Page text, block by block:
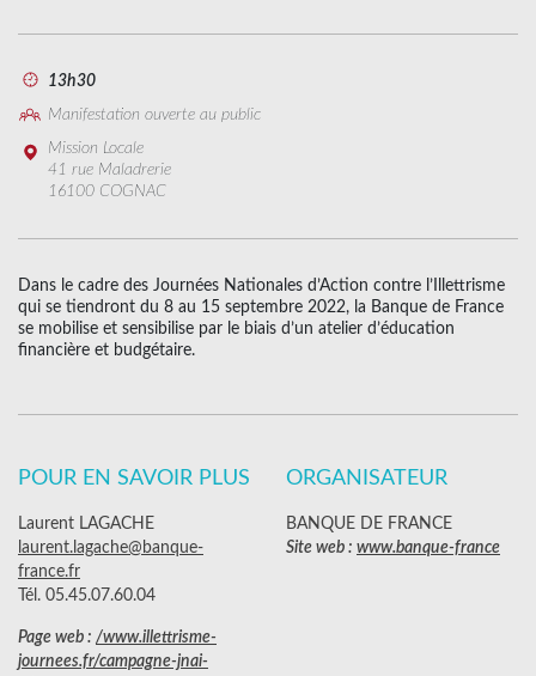
13h30
Manifestation ouverte au public
Mission Locale
41 rue Maladrerie
16100 COGNAC
Dans le cadre des Journées Nationales d’Action contre l’Illettrisme
qui se tiendront du 8 au 15 septembre 2022, la Banque de France
se mobilise et sensibilise par le biais d’un atelier d’éducation
financière et budgétaire.
POUR EN SAVOIR PLUS
Laurent LAGACHE
laurent.lagache@banque-
france.fr
Tél. 05.45.07.60.04
Page web : /www.illettrisme-
journees.fr/campagne-jnai-
ORGANISATEUR
BANQUE DE FRANCE
Site web : www.banque-france